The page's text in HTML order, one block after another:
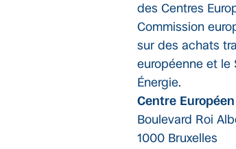
des Centres
Commission
sur des achats
européenne et le
Énergie.
Centre
Boulevard Roi
1000 Bruxelles